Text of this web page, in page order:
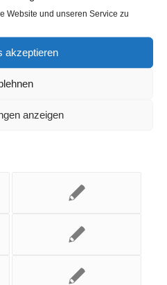
Website und unseren Service zu
akzeptieren
anzeigen